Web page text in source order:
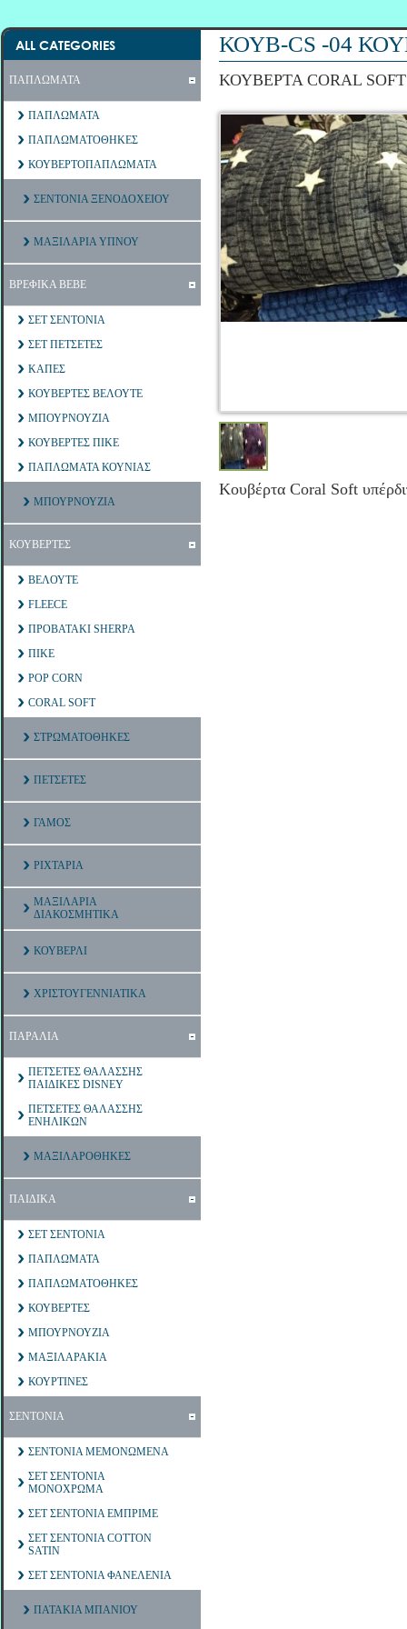
ALL CATEGORIES
ΠΑΠΛΩΜΑΤΑ
ΠΑΠΛΩΜΑΤΑ
ΠΑΠΛΩΜΑΤΟΘΗΚΕΣ
ΚΟΥΒΕΡΤΟΠΑΠΛΩΜΑΤΑ
ΣΕΝΤΟΝΙΑ ΞΕΝΟΔΟΧΕΙΟΥ
ΜΑΞΙΛΑΡΙΑ ΥΠΝΟΥ
ΒΡΕΦΙΚΑ ΒΕΒΕ
ΣΕΤ ΣΕΝΤΟΝΙΑ
ΣΕΤ ΠΕΤΣΕΤΕΣ
ΚΑΠΕΣ
ΚΟΥΒΕΡΤΕΣ ΒΕΛΟΥΤΕ
ΜΠΟΥΡΝΟΥΖΙΑ
ΚΟΥΒΕΡΤΕΣ ΠΙΚΕ
ΠΑΠΛΩΜΑΤΑ ΚΟΥΝΙΑΣ
ΜΠΟΥΡΝΟΥΖΙΑ
ΚΟΥΒΕΡΤΕΣ
ΒΕΛΟΥΤΕ
FLEECE
ΠΡΟΒΑΤΑΚΙ SHERPA
ΠΙΚΕ
POP CORN
CORAL SOFT
ΣΤΡΩΜΑΤΟΘΗΚΕΣ
ΠΕΤΣΕΤΕΣ
ΓΑΜΟΣ
ΡΙΧΤΑΡΙΑ
ΜΑΞΙΛΑΡΙΑ
ΔΙΑΚΟΣΜΗΤΙΚΑ
ΚΟΥΒΕΡΛΙ
ΧΡΙΣΤΟΥΓΕΝΝΙΑΤΙΚΑ
ΠΑΡΑΛΙΑ
ΠΕΤΣΕΤΕΣ ΘΑΛΑΣΣΗΣ
ΠΑΙΔΙΚΕΣ DISNEY
ΠΕΤΣΕΤΕΣ ΘΑΛΑΣΣΗΣ
ΕΝΗΛΙΚΩΝ
ΜΑΞΙΛΑΡΟΘΗΚΕΣ
ΠΑΙΔΙΚΑ
ΣΕΤ ΣΕΝΤΟΝΙΑ
ΠΑΠΛΩΜΑΤΑ
ΠΑΠΛΩΜΑΤΟΘΗΚΕΣ
ΚΟΥΒΕΡΤΕΣ
ΜΠΟΥΡΝΟΥΖΙΑ
ΜΑΞΙΛΑΡΑΚΙΑ
ΚΟΥΡΤΙΝΕΣ
ΣΕΝΤΟΝΙΑ
ΣΕΝΤΟΝΙΑ ΜΕΜΟΝΩΜΕΝΑ
ΣΕΤ ΣΕΝΤΟΝΙΑ
ΜΟΝΟΧΡΩΜΑ
ΣΕΤ ΣΕΝΤΟΝΙΑ ΕΜΠΡΙΜΕ
ΣΕΤ ΣΕΝΤΟΝΙΑ COTTON
SATIN
ΣΕΤ ΣΕΝΤΟΝΙΑ ΦΑΝΕΛΕΝΙΑ
ΠΑΤΑΚΙΑ ΜΠΑΝΙΟΥ
ΚΟΥΒ-CS -04
ΚΟΥΒΕΡΤΑ CORAL
Κουβέρτα Coral Soft